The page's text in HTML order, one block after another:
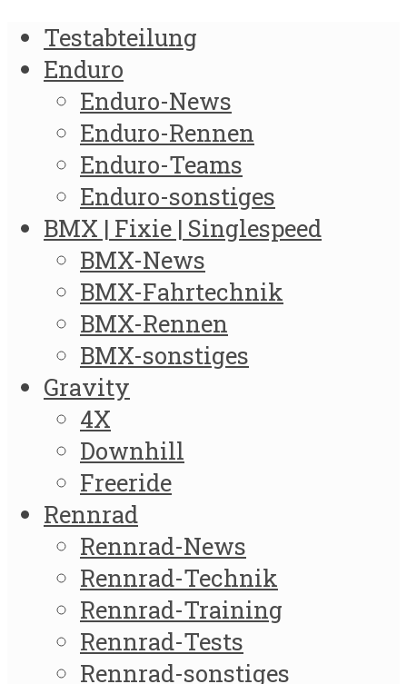
Testabteilung
Enduro
Enduro-News
Enduro-Rennen
Enduro-Teams
Enduro-sonstiges
BMX | Fixie | Singlespeed
BMX-News
BMX-Fahrtechnik
BMX-Rennen
BMX-sonstiges
Gravity
4X
Downhill
Freeride
Rennrad
Rennrad-News
Rennrad-Technik
Rennrad-Training
Rennrad-Tests
Rennrad-sonstiges